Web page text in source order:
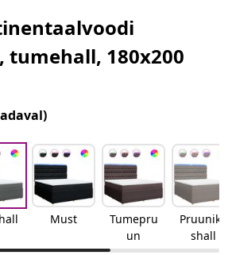
tumehall, 180x200
Must
Tumepru
un
Pruunika
shall